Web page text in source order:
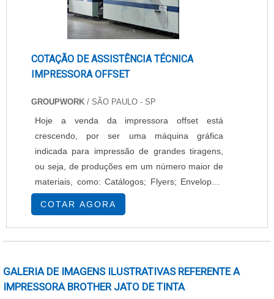
COTAÇÃO DE ASSISTÊNCIA TÉCNICA
IMPRESSORA OFFSET
GROUPWORK / SÃO PAULO - SP
Hoje a venda da impressora offset está
crescendo, por ser uma máquina gráfica
indicada para impressão de grandes tiragens,
ou seja, de produções em um número maior de
materiais, como: Catálogos; Flyers; Envelopes;
Cartões de visita; Folders; Entre outros
materiais gráficos.Além disso, como essa
máquina é de alta qualidade a é importante
realizar uma cotação de assistência técnica
benefício.MANUTENÇÃO E COMPONENTES
DA IMPRESSORA OFFSETO tempo de parada .
COTAR AGORA
GALERIA DE IMAGENS ILUSTRATIVAS REFERENTE A
IMPRESSORA BROTHER JATO DE TINTA